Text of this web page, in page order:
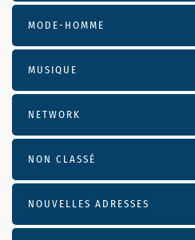
MODE-HOMME
MUSIQUE
NETWORK
NON CLASSÉ
NOUVELLES ADRESSES